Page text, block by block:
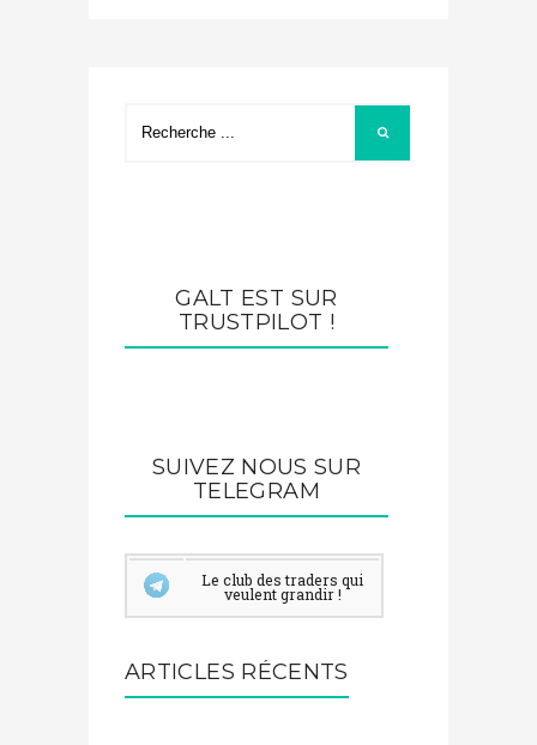
GALT EST SUR
TRUSTPILOT !
SUIVEZ NOUS SUR
TELEGRAM
Le club des traders qui
veulent grandir !
ARTICLES RÉCENTS